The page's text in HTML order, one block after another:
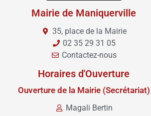
Mairie de Maniquerville
35, place de la Mairie
02 35 29 31 05
Contactez-nous
Horaires d'Ouverture
Ouverture de la Mairie (Secrétariat)
Magali Bertin